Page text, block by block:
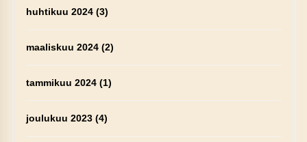
huhtikuu 2024(3)
maaliskuu 2024(2)
tammikuu 2024(1)
joulukuu 2023(4)